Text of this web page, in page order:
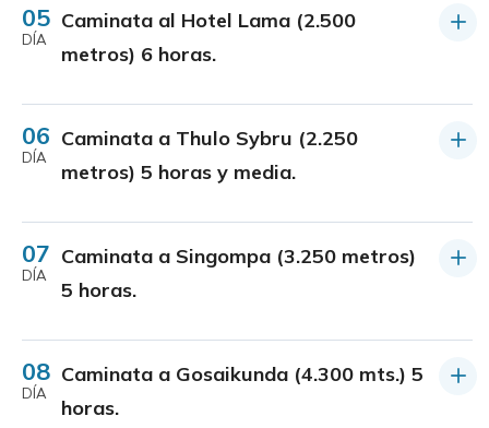
05
DÍA
Caminata al Hotel Lama (2.500
metros) 6 horas.
06
DÍA
Caminata a Thulo Sybru (2.250
metros) 5 horas y media.
07
DÍA
Caminata a Singompa (3.250 metros)
5 horas.
08
DÍA
Caminata a Gosaikunda (4.300 mts.) 5
horas.